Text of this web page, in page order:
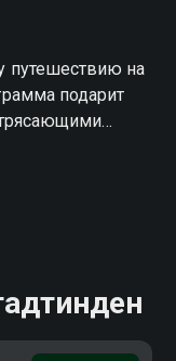
путешествию на
подарит
которое может